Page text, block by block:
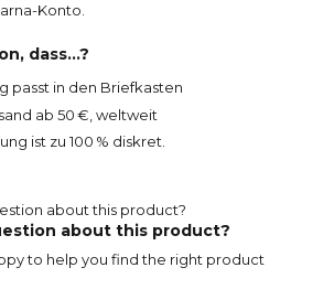
Konto.
dass...?
passt in den Briefkasten
ab 50 €, weltweit
ist zu 100 % diskret.
about this product?
to help you find the right product